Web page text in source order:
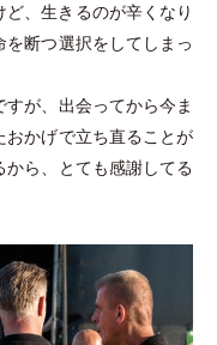
、生きるのが辛くなり
を断つ選択をしてしまっ
が、出会ってから今ま
おかげで立ち直ることが
ら、とても感謝してる